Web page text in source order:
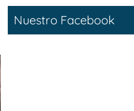
Nuestro Facebook